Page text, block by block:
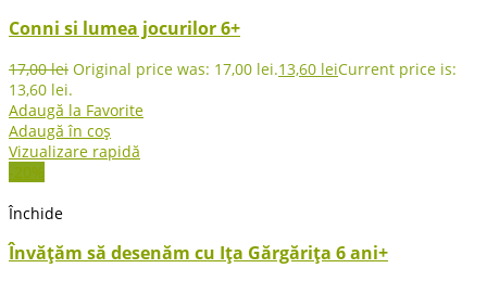
Conni si lumea jocurilor 6+
17,00lei Original price was: 17,00 lei.13,60 leiCurrent price is:
13,60 lei.
Adaugă la Favorite
Adaugă în coș
Vizualizare rapidă
-20%
Închide
Învățăm să desenăm cu Ița Gărgărița 6 ani+